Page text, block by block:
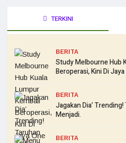
TERKINI
BERITA
Study Melbourne Hub
Beroperasi, Kini Di
BERITA
Jagakan Dia’
Menjadi.
BERITA